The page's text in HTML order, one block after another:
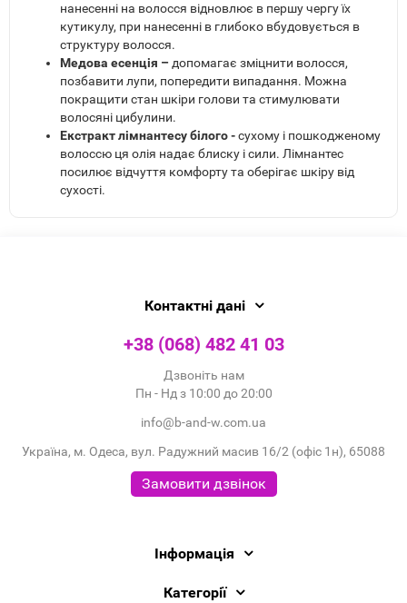
нанесенні на волосся відновлює в першу чергу їх
кутикулу, при нанесенні в глибоко вбудовується в
структуру волосся.
Медова есенція – допомагає зміцнити волосся,
позбавити лупи, попередити випадання. Можна
покращити стан шкіри голови та стимулювати
волосяні цибулини.
Екстракт лімнантесу білого -сухому і пошкодженому
волоссю ця олія надає блиску і сили. Лімнантес
посилює відчуття комфорту та оберігає шкіру від
сухості.
Контактні дані
+38 (068) 482 41 03
Дзвоніть нам
Пн - Нд з 10:00 до 20:00
info@b-and-w.com.ua
Україна, м. Одеса, вул. Радужний масив 16/2 (офіс 1н), 65088
Замовити дзвінок
Інформація
Категорії